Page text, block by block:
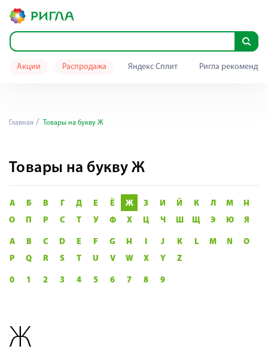
Акции Распродажа Яндекс Сплит Ригла
Главная Товары на букву Ж
Товары на букву Ж
А Б В Г Д Е Ё Ж З И Й К Л М
Н
О
П Р С Т У Ф Х Ц Ч Ш Щ Э Ю Я
A B C D E F G H I J K L M N
O
P
Q R S T U V W X Y Z
0 1 2 3 4 5 6 7 8 9
Ж